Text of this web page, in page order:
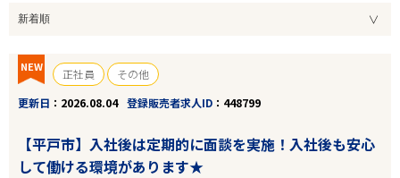
NEW 正社員
その他
更新日
2026.08.04 登録販売者求人ID 448799
【平戸市】入社後は定期的に面談を実施！入社後も安心
して働ける環境があります★